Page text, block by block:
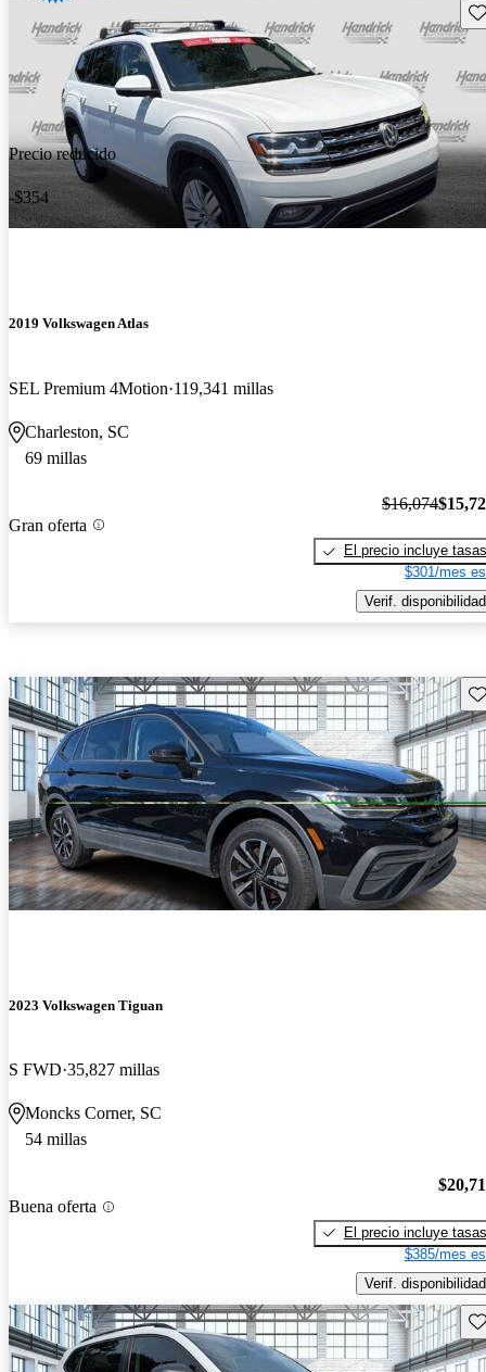
Precio reducido
-$354
2019 Volkswagen Atlas
SEL Premium 4Motion 119,341 millas
Charleston, SC
69 millas
Gran oferta
$16,074
El precio incluye tasas
$301/mes
Verif. disponibilidad
2023 Volkswagen Tiguan
S FWD 35,827 millas
Moncks Corner, SC
54 millas
Buena oferta
El precio incluye tasas
$385/mes
Verif. disponibilidad